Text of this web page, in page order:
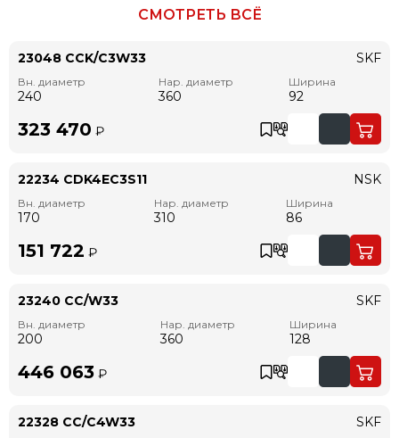
СМОТРЕТЬ ВСЁ
23048 CCK/C3W33
Вн. диаметр
240
Нар. диаметр
360
Ширина
92
SKF
323 470 ₽
22234 CDK4EC3S11
Вн. диаметр
170
Нар. диаметр
310
Ширина
86
NSK
151 722 ₽
23240 CC/W33
Вн. диаметр
200
Нар. диаметр
360
Ширина
128
SKF
446 063 ₽
22328 CC/C4W33 SKF